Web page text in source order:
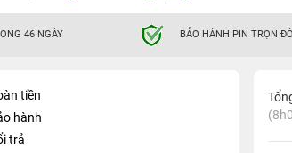
46 NGÀY BẢO HÀNH PIN TRỌN
tiền
hành
trả